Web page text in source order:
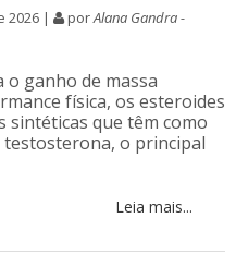
2026 | porAlana Gandra -
o ganho de massa
física, os esteroides
sintéticas que têm como
o principal
Leia mais...